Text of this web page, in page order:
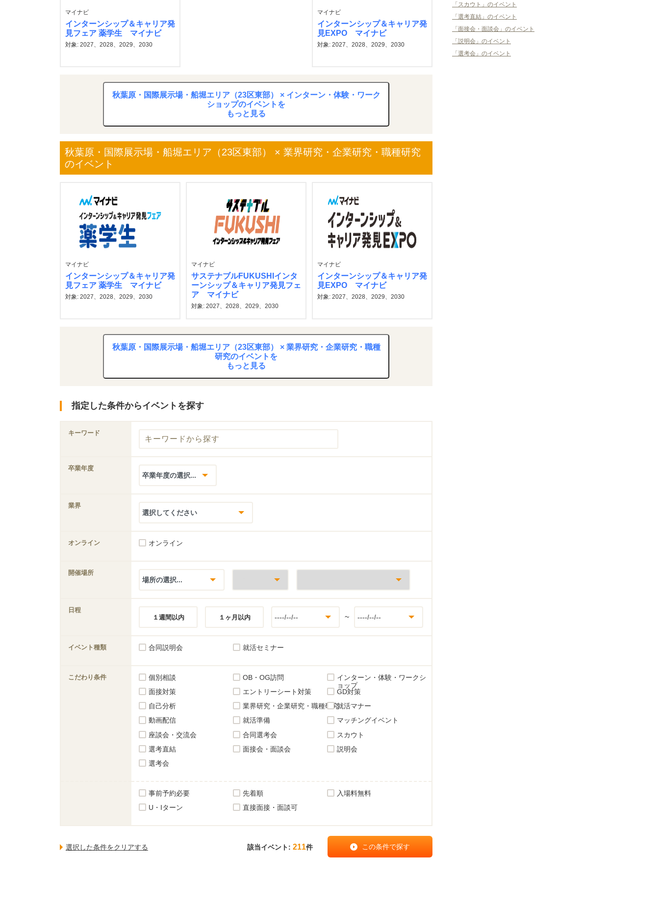
マイナビ
インターンシップ＆キャリア発
見フェア 薬学生 マイナビ
対象: 2027、2028、2029、2030
マイナビ
インターンシップ＆キャリア発
見EXPO マイナビ
対象: 2027、2028、2029、2030
秋葉原・国際展示場・船堀エリア（23区東部） × インターン・体験・ワーク
ショップのイベントを
もっと見る
秋葉原・国際展示場・船堀エリア（23区東部） × 業界研究・企業研究・職種研究
のイベント
マイナビ
インターンシップ＆キャリア発
見フェア 薬学生 マイナビ
対象: 2027、2028、2029、2030
マイナビ
サステナブルFUKUSHIインタ
ーンシップ＆キャリア発見フェ
ア マイナビ
対象: 2027、2028、2029、2030
マイナビ
インターンシップ＆キャリア発
見EXPO マイナビ
対象: 2027、2028、2029、2030
秋葉原・国際展示場・船堀エリア（23区東部） × 業界研究・企業研究・職種
研究のイベントを
もっと見る
指定した条件からイベントを探す
キーワード
卒業年度
業界
オンライン オンライン
開催場所
日程
１週間以内
１ヶ月以内 ~
イベント種類 合同説明会 就活セミナー
こだわり条件 個別相談 OB・OG訪問
インターン・体験・ワークシ
ョップ
面接対策
エントリーシート対策
GD対策
自己分析
業界研究・企業研究・職種研究就活マナー
動画配信
就活準備
マッチングイベント
座談会・交流会
合同選考会
スカウト
選考直結
面接会・面談会
説明会
選考会
事前予約必要 先着順
入場料無料
U・Iターン
直接面接・面談可
該当イベント: 211件
「スカウト」のイベント
「選考直結」のイベント
「面接会・面談会」のイベント
「説明会」のイベント
「選考会」のイベント